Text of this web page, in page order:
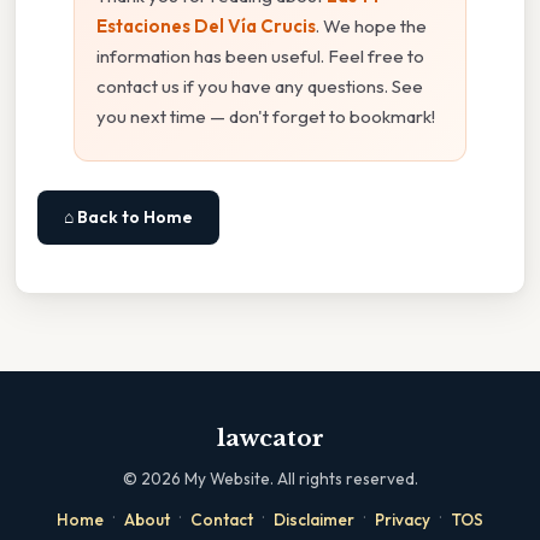
Estaciones Del Vía Crucis. We hope the
information has been useful. Feel free to
contact us if you have any questions. See
you next time — don't forget to bookmark!
⌂ Back to Home
lawcator
© 2026 My Website. All rights reserved.
Home · About · Contact · Disclaimer · Privacy · TOS